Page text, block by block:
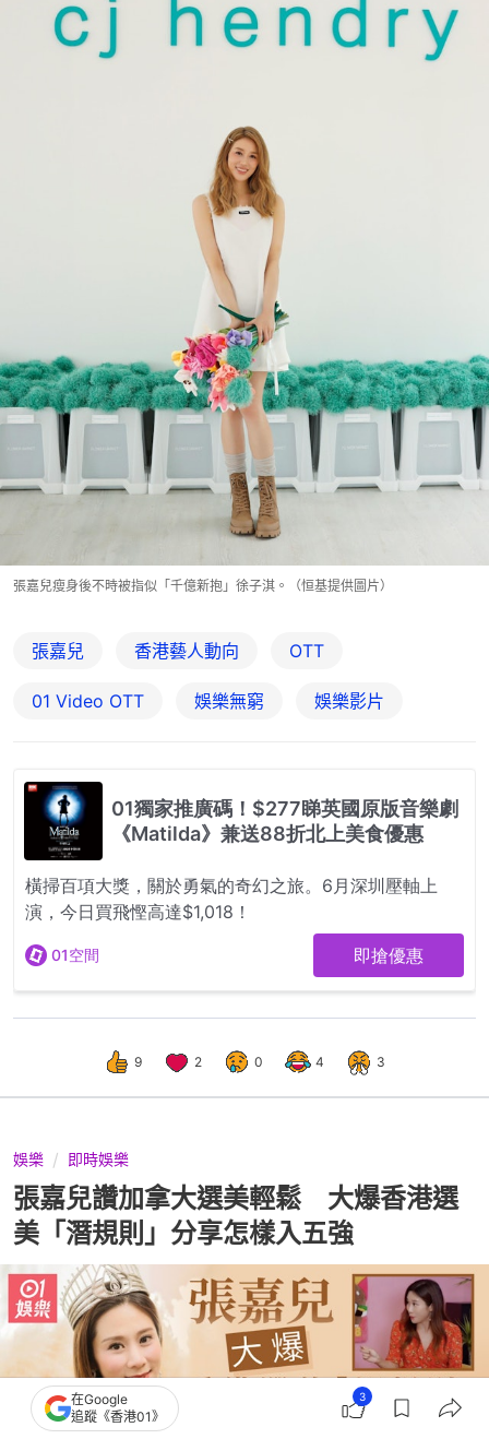
張嘉兒瘦身後不時被指似「千億新抱」徐子淇。（恒基提供圖片）
張嘉兒 香港藝人動向 OTT
01‌ ‌Video‌ ‌OTT 娛樂無窮 娛樂影片
9 2 0 4 3
娛樂 即時娛樂
張嘉兒讚加拿大選美輕鬆 大爆香港選
美「潛規則」分享怎樣入五強
在Google
追蹤《香港01》
3